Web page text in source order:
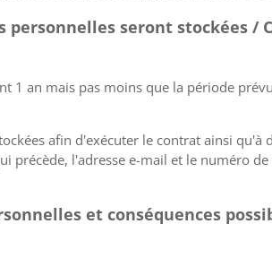
personnelles seront stockées /
1 an mais pas moins que la période
afin d'exécuter le contrat ainsi qu'à
précède, l'adresse e-mail et le numéro
et conséquences